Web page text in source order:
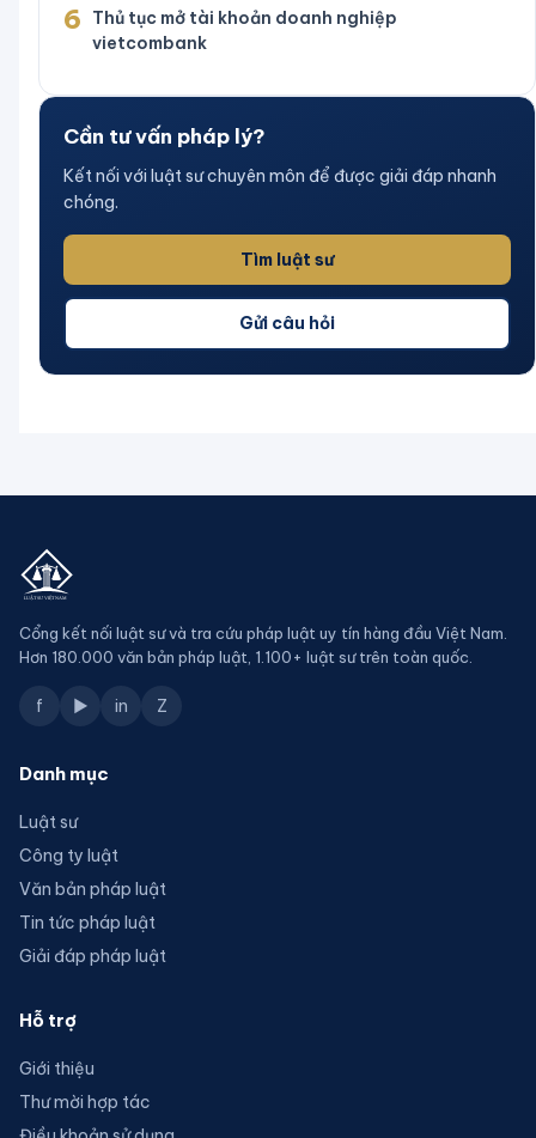
6
Thủ tục mở tài khoản doanh nghiệp
vietcombank
Cần tư vấn pháp lý?
Kết nối với luật sư chuyên môn để được giải đáp nhanh
chóng.
Tìm luật sư
Gửi câu hỏi
Cổng kết nối luật sư và tra cứu pháp luật uy tín hàng đầu Việt Nam.
Hơn 180.000 văn bản pháp luật, 1.100+ luật sư trên toàn quốc.
f ▶ in Z
Danh mục
Luật sư
Công ty luật
Văn bản pháp luật
Tin tức pháp luật
Giải đáp pháp luật
Hỗ trợ
Giới thiệu
Thư mời hợp tác